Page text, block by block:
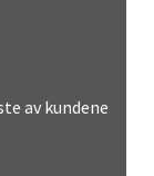
av kundene